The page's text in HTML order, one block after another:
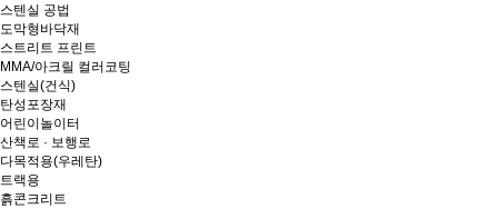
스텐실 공법
도막형바닥재
스트리트 프린트
MMA/아크릴 컬러코팅
스텐실(건식)
탄성포장재
어린이놀이터
산책로 · 보행로
다목적용(우레탄)
트랙용
흙콘크리트